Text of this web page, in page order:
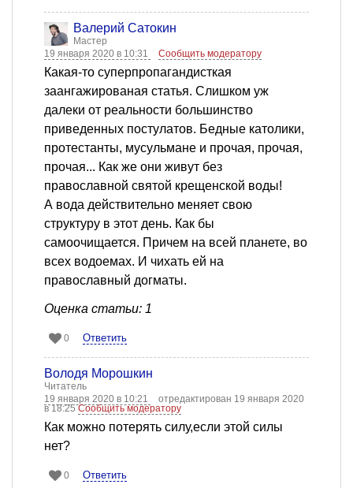
Валерий Сатокин
Мастер
19 января 2020 в 10:31
Сообщить модератору
Какая-то суперпропагандисткая
заангажированая статья. Слишком уж
далеки от реальности большинство
приведенных постулатов. Бедные католики,
протестанты, мусульмане и прочая, прочая,
прочая... Как же они живут без
православной святой крещенской воды!
А вода действительно меняет свою
структуру в этот день. Как бы
самоочищается. Причем на всей планете, во
всех водоемах. И чихать ей на
православный догматы.
Оценка статьи: 1
0 Ответить
Володя Морошкин
Читатель
19 января 2020 в 10:21
отредактирован 19 января 2020
в 18:25Сообщить модератору
Как можно потерять силу,если этой силы
нет?
0 Ответить